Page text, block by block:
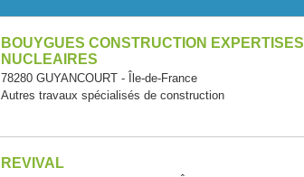
BOUYGUES CONSTRUCTION EXPERTISES
NUCLEAIRES
78280 GUYANCOURT - Île-de-France
Autres travaux spécialisés de construction
REVIVAL